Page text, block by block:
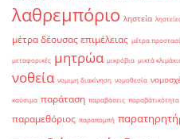
λαθρεμπόριο ληστεία
μέτρα δέουσας επιμέλειας μέτρα
μεταφορικές μητρώα μικρόβια μικτά
νοθεία νομιμη διακίνηση νομοθεσία
καύσιμα παράταση παραβάσεις παραβάτικότητα
παραμεθόριος παραπομπή